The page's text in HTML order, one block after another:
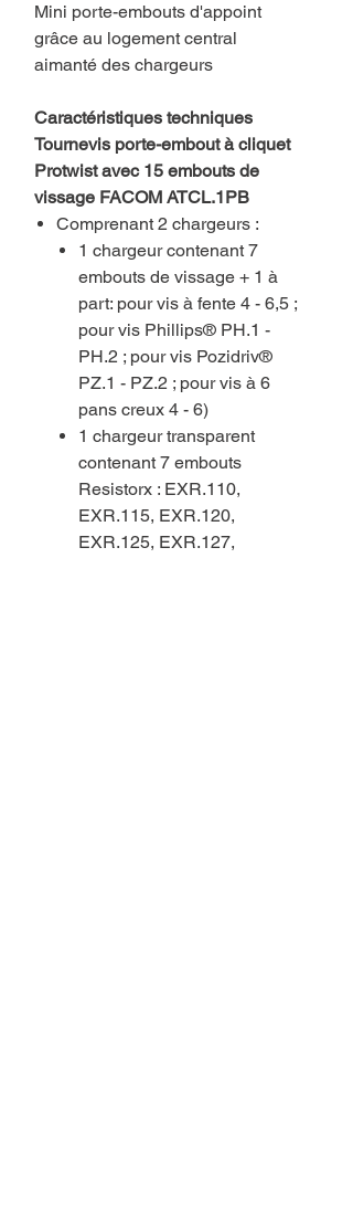
Mini porte-embouts d'appoint
grâce au logement central
aimanté des chargeurs
Caractéristiques techniques
Tournevis porte-embout à cliquet
Protwist avec 15 embouts de
vissage FACOM ATCL.1PB
Comprenant 2 chargeurs :
1 chargeur contenant 7
embouts de vissage + 1 à
part: pour vis à fente 4 - 6,5 ;
pour vis Phillips® PH.1 -
PH.2 ; pour vis Pozidriv®
PZ.1 - PZ.2 ; pour vis à 6
pans creux 4 - 6)
1 chargeur transparent
contenant 7 embouts
Resistorx : EXR.110,
EXR.115, EXR.120,
EXR.125, EXR.127,